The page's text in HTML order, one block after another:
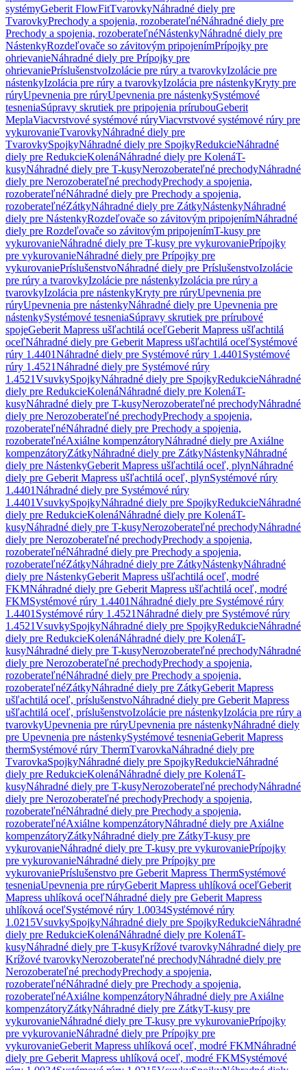
systémyGeberit FlowFitTvarovkyNáhradné diely pre
TvarovkyPrechody a spojenia, rozoberateľnéNáhradné diely pre
Prechody a spojenia, rozoberateľnéNástenkyNáhradné diely pre
NástenkyRozdeľovače so závitovým pripojenímPrípojky pre
ohrievanieNáhradné diely pre Prípojky pre
ohrievaniePríslušenstvoIzolácie pre rúry a tvarovkyIzolácie pre
nástenkyIzolácia pre rúry a tvarovkyIzolácia pre nástenkyKryty pre
rúryUpevnenia pre rúryUpevnenia pre nástenkySystémové
tesneniaSúpravy skrutiek pre pripojenia prírubouGeberit
MeplaViacvrstvové systémové rúryViacvrstvové systémové rúry pre
vykurovanieTvarovkyNáhradné diely pre
TvarovkySpojkyNáhradné diely pre SpojkyRedukcieNáhradné
diely pre RedukcieKolenáNáhradné diely pre KolenáT-
kusyNáhradné diely pre T-kusyNerozoberateľné prechodyNáhradné
diely pre Nerozoberateľné prechodyPrechody a spojenia,
rozoberateľnéNáhradné diely pre Prechody a spojenia,
rozoberateľnéZátkyNáhradné diely pre ZátkyNástenkyNáhradné
diely pre NástenkyRozdeľovače so závitovým pripojenímNáhradné
diely pre Rozdeľovače so závitovým pripojenímT-kusy pre
vykurovanieNáhradné diely pre T-kusy pre vykurovaniePrípojky
pre vykurovanieNáhradné diely pre Prípojky pre
vykurovaniePríslušenstvoNáhradné diely pre PríslušenstvoIzolácie
pre rúry a tvarovkyIzolácie pre nástenkyIzolácia pre rúry a
tvarovkyIzolácia pre nástenkyKryty pre rúryUpevnenia pre
rúryUpevnenia pre nástenkyNáhradné diely pre Upevnenia pre
nástenkySystémové tesneniaSúpravy skrutiek pre prírubové
spojeGeberit Mapress ušľachtilá oceľGeberit Mapress ušľachtilá
oceľNáhradné diely pre Geberit Mapress ušľachtilá oceľSystémové
rúry 1.4401Náhradné diely pre Systémové rúry 1.4401 Systémové
rúry 1.4521Náhradné diely pre Systémové rúry
1.4521VsuvkySpojkyNáhradné diely pre SpojkyRedukcieNáhradné
diely pre RedukcieKolenáNáhradné diely pre KolenáT-
kusyNáhradné diely pre T-kusyNerozoberateľné prechodyNáhradné
diely pre Nerozoberateľné prechodyPrechody a spojenia,
rozoberateľnéNáhradné diely pre Prechody a spojenia,
rozoberateľnéAxiálne kompenzátoryNáhradné diely pre Axiálne
kompenzátoryZátkyNáhradné diely pre ZátkyNástenkyNáhradné
diely pre NástenkyGeberit Mapress ušľachtilá oceľ, plynNáhradné
diely pre Geberit Mapress ušľachtilá oceľ, plynSystémové rúry
1.4401Náhradné diely pre Systémové rúry
1.4401VsuvkySpojkyNáhradné diely pre SpojkyRedukcieNáhradné
diely pre RedukcieKolenáNáhradné diely pre KolenáT-
kusyNáhradné diely pre T-kusyNerozoberateľné prechodyNáhradné
diely pre Nerozoberateľné prechodyPrechody a spojenia,
rozoberateľnéNáhradné diely pre Prechody a spojenia,
rozoberateľnéZátkyNáhradné diely pre ZátkyNástenkyNáhradné
diely pre NástenkyGeberit Mapress ušľachtilá oceľ, modré
FKMNáhradné diely pre Geberit Mapress ušľachtilá oceľ, modré
FKMSystémové rúry 1.4401Náhradné diely pre Systémové rúry
1.4401 Systémové rúry 1.4521Náhradné diely pre Systémové rúry
1.4521VsuvkySpojkyNáhradné diely pre SpojkyRedukcieNáhradné
diely pre RedukcieKolenáNáhradné diely pre KolenáT-
kusyNáhradné diely pre T-kusyNerozoberateľné prechodyNáhradné
diely pre Nerozoberateľné prechodyPrechody a spojenia,
rozoberateľnéNáhradné diely pre Prechody a spojenia,
rozoberateľnéZátkyNáhradné diely pre ZátkyGeberit Mapress
ušľachtilá oceľ, príslušenstvoNáhradné diely pre Geberit Mapress
ušľachtilá oceľ, príslušenstvoIzolácie pre nástenkyIzolácia pre rúry a
tvarovkyUpevnenia pre rúryUpevnenia pre nástenkyNáhradné diely
pre Upevnenia pre nástenkySystémové tesneniaGeberit Mapress
thermSystémové rúry ThermTvarovkaNáhradné diely pre
TvarovkaSpojkyNáhradné diely pre SpojkyRedukcieNáhradné
diely pre RedukcieKolenáNáhradné diely pre KolenáT-
kusyNáhradné diely pre T-kusyNerozoberateľné prechodyNáhradné
diely pre Nerozoberateľné prechodyPrechody a spojenia,
rozoberateľnéNáhradné diely pre Prechody a spojenia,
rozoberateľnéAxiálne kompenzátoryNáhradné diely pre Axiálne
kompenzátoryZátkyNáhradné diely pre ZátkyT-kusy pre
vykurovanieNáhradné diely pre T-kusy pre vykurovaniePrípojky
pre vykurovanieNáhradné diely pre Prípojky pre
vykurovaniePríslušenstvo pre Geberit Mapress ThermSystémové
tesneniaUpevnenia pre rúryGeberit Mapress uhlíková oceľGeberit
Mapress uhlíková oceľNáhradné diely pre Geberit Mapress
uhlíková oceľSystémové rúry 1.0034Systémové rúry
1.0215VsuvkySpojkyNáhradné diely pre SpojkyRedukcieNáhradné
diely pre RedukcieKolenáNáhradné diely pre KolenáT-
kusyNáhradné diely pre T-kusyKrížové tvarovkyNáhradné diely pre
Krížové tvarovkyNerozoberateľné prechodyNáhradné diely pre
Nerozoberateľné prechodyPrechody a spojenia,
rozoberateľnéNáhradné diely pre Prechody a spojenia,
rozoberateľnéAxiálne kompenzátoryNáhradné diely pre Axiálne
kompenzátoryZátkyNáhradné diely pre ZátkyT-kusy pre
vykurovanieNáhradné diely pre T-kusy pre vykurovaniePrípojky
pre vykurovanieNáhradné diely pre Prípojky pre
vykurovanieGeberit Mapress uhlíková oceľ, modré FKMNáhradné
diely pre Geberit Mapress uhlíková oceľ, modré FKMSystémové